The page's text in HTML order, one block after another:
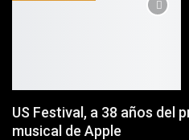
US Festival, a 38 años del
musical de Apple